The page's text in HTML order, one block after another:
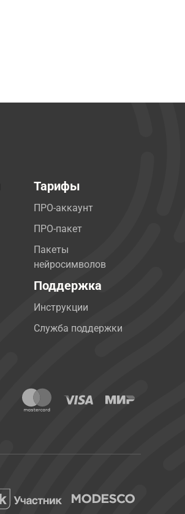
Тарифы
ПРО-аккаунт
ПРО-пакет
Пакеты
нейросимволов
Поддержка
Инструкции
Служба поддержки